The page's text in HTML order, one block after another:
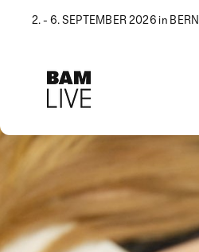
2. - 6. SEPTEMBER 2026 in BERN